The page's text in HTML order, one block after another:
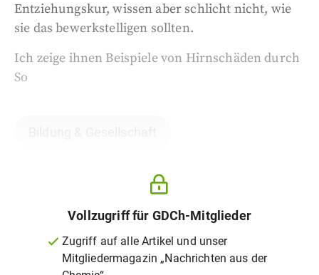
Entziehungskur, wissen aber schlicht nicht, wie
sie das bewerkstelligen sollten.
Ich zeige ihnen Beispiele von Hirnschäden durch
So
Vollzugriff für GDCh-Mitglieder
Zugriff auf alle Artikel und unser
Mitgliedermagazin „Nachrichten aus der